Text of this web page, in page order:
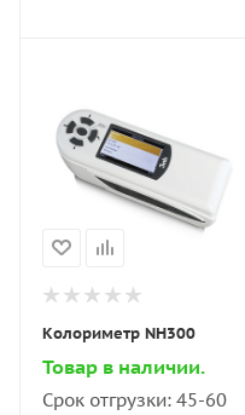
Колориметр NH300
Товар в наличии.
Срок отгрузки: 45-60